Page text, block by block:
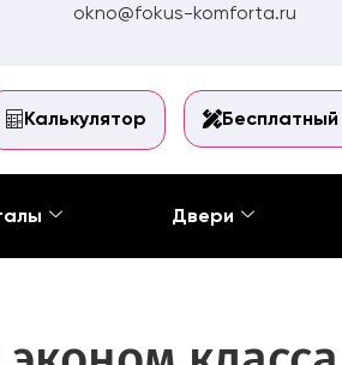
okno@fokus-komforta.ru
Калькулятор
Двери